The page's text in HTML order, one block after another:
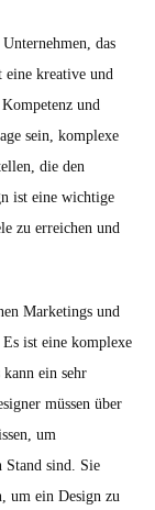
das
eine kreative und
und
sein, komplexe
die den
ist eine wichtige
zu erreichen und
Marketings und
ist eine komplexe
ein sehr
müssen über
um
Stand sind. Sie
um ein Design zu